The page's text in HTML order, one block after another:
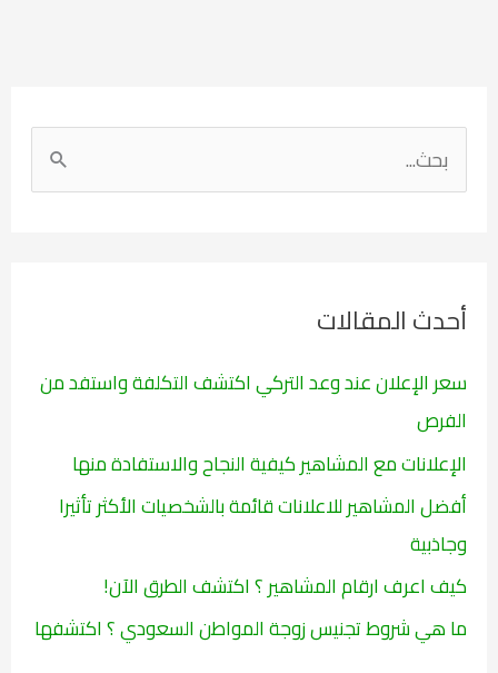
ل
ث
ع
ن
أحدث المقالات
سعر الإعلان عند وعد التركي اكتشف التكلفة واستفد من
الفرص
الإعلانات مع المشاهير كيفية النجاح والاستفادة منها
أفضل المشاهير للاعلانات قائمة بالشخصيات الأكثر تأثيرا
وجاذبية
كيف اعرف ارقام المشاهير ؟ اكتشف الطرق الآن!
ما هي شروط تجنيس زوجة المواطن السعودي ؟ اكتشفها